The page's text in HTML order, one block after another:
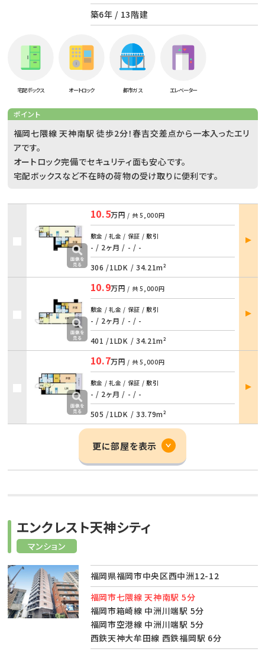
築6年 / 13階建
宅配ボックス オートロック 都市ガス エレベーター
ポイント
福岡七隈線 天神南駅 徒歩2分！春吉交差点から一本入ったエリ
アです。
オートロック完備でセキュリティ面も安心です。
宅配ボックスなど不在時の荷物の受け取りに便利です。
10.5万円 / 共5,000円
敷金 / 礼金 / 保証 / 敷引
- / 2ヶ月 / - / -
306 /1LDK / 34.21m²
部屋
詳細
10.9万円 / 共5,000円
敷金 / 礼金 / 保証 / 敷引
- / 2ヶ月 / - / -
401 /1LDK / 34.21m²
部屋
詳細
10.7万円 / 共5,000円
敷金 / 礼金 / 保証 / 敷引
- / 2ヶ月 / - / -
505 /1LDK / 33.79m²
部屋
詳細
更に部屋を表示
マンション
エンクレスト天神シティ
福岡県福岡市中央区西中洲12-12
福岡市七隈線 天神南駅 5分
福岡市箱崎線 中洲川端駅 5分
福岡市空港線 中洲川端駅 5分
西鉄天神大牟田線 西鉄福岡駅 6分